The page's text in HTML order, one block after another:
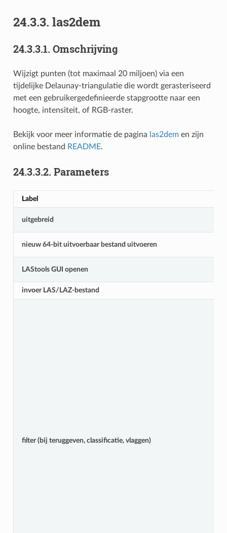
24.3.3. las2dem
24.3.3.1. Omschrijving
Wijzigt punten (tot maximaal 20 miljoen) via een
tijdelijke Delaunay-triangulatie die wordt gerasteriseerd
met een gebruikergedefinieerde stapgrootte naar een
hoogte, intensiteit, of RGB-raster.
Bekijk voor meer informatie de pagina las2demen zijn
online bestand README.
24.3.3.2. Parameters
Label
uitgebreid
nieuw 64-bit uitvoerbaar bestand uitvoeren
LAStools GUI openen
invoer LAS/LAZ-bestand
filter (bij teruggeven, classificatie, vlaggen)